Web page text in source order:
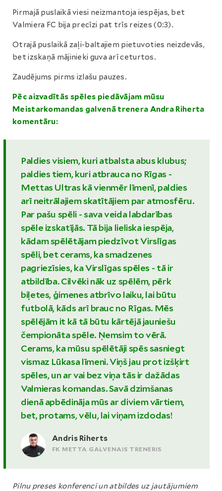
Pirmajā puslaikā viesi neizmantoja iespējas, bet
Valmiera FC bija precīzi pat trīs reizes (0:3).
Otrajā puslaikā zaļi-baltajiem pietuvoties neizdevās,
bet izskaņā mājinieki guva arī ceturtos.
Zaudējums pirms izlašu pauzes.
Pēc aizvadītās spēles piedāvājam mūsu
Meistarkomandas galvenā trenera Andra Riherta
komentāru:
Paldies visiem, kuri atbalsta abus klubus;
paldies tiem, kuri atbrauca no Rīgas -
Mettas Ultras kā vienmēr līmenī, paldies
arī neitrālajiem skatītājiem par atmosfēru.
Par pašu spēli - sava veida labdarības
spēle izskatījās. Tā bija lieliska iespēja,
kādam spēlētājam piedzīvot Virslīgas
spēli, bet cerams, ka smadzenes
pagriezīsies, ka Virslīgas spēles - tā ir
atbildība. Cilvēki nāk uz spēlēm, pērk
biļetes, ģimenes atbrīvo laiku, lai būtu
futbolā, kāds arī brauc no Rīgas. Mēs
spēlējām it kā tā būtu kārtējā jauniešu
čempionāta spēle. Ņemsim to vērā.
Cerams, ka mūsu spēlētāji spēs sasniegt
vismaz Lūkasa līmeni. Viņš jau prot izšķirt
spēles, un ar vai bez viņa tās ir dažādas
Valmieras komandas. Savā dzimšanas
dienā apbēdināja mūs ar diviem vārtiem,
bet, protams, vēlu, lai viņam izdodas!
Andris Riherts
FK METTA GALVENAIS TRENERIS
Pilnu preses konferenci un atbildes uz jautājumiem